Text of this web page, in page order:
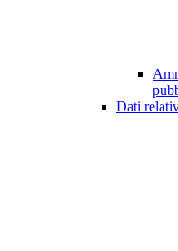
Dati